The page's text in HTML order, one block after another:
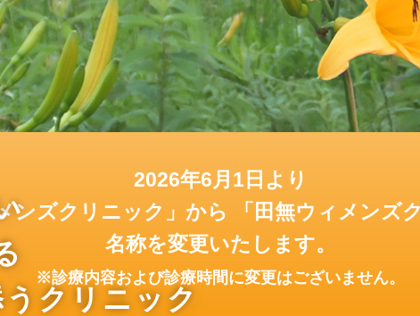
クリニック
2026年6月1日より
ンズクリニック」から
「田無ウィメンズ
名称を変更いたします。
※診療内容および診療時間に変更はございません。